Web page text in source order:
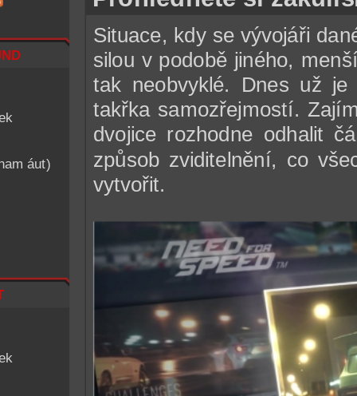
áut)
Situace, kdy se vývojáři
silou v podobě jiného,
tak neobvyklé. Dnes už
takřka samozřejmostí.
dvojice rozhodne odhalit
způsob zviditelnění, co
vytvořit.